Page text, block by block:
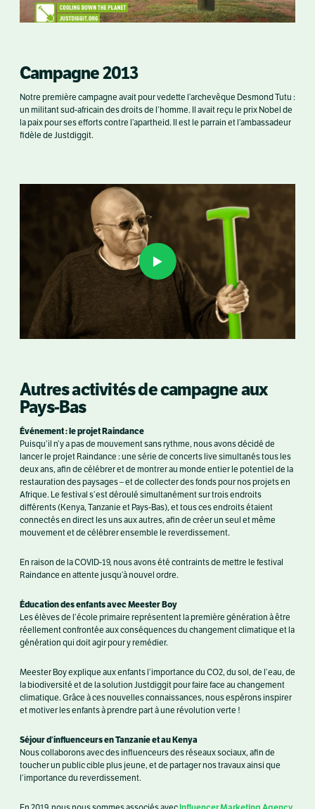
Campagne 2013
Notre première campagne avait pour vedette l’archevêque Desmond Tutu :
un militant sud-africain des droits de l’homme. Il avait reçu le prix Nobel de
la paix pour ses efforts contre l’apartheid. Il est le parrain et l’ambassadeur
fidèle de Justdiggit.
Autres activités de campagne aux
Pays-Bas
Événement : le projet Raindance
Puisqu’il n’y a pas de mouvement sans rythme, nous avons décidé de
lancer le projet Raindance : une série de concerts live simultanés tous les
deux ans, afin de célébrer et de montrer au monde entier le potentiel de la
restauration des paysages – et de collecter des fonds pour nos projets en
Afrique. Le festival s’est déroulé simultanément sur trois endroits
différents (Kenya, Tanzanie et Pays-Bas), et tous ces endroits étaient
connectés en direct les uns aux autres, afin de créer un seul et même
mouvement et de célébrer ensemble le reverdissement.
En raison de la COVID-19, nous avons été contraints de mettre le festival
Raindance en attente jusqu’à nouvel ordre.
Éducation des enfants avec Meester Boy
Les élèves de l’école primaire représentent la première génération à être
réellement confrontée aux conséquences du changement climatique et la
génération qui doit agir pour y remédier.
Meester Boy explique aux enfants l’importance du CO2, du sol, de l’eau, de
la biodiversité et de la solution Justdiggit pour faire face au changement
climatique. Grâce à ces nouvelles connaissances, nous espérons inspirer
et motiver les enfants à prendre part à une révolution verte !
Séjour d’influenceurs en Tanzanie et au Kenya
Nous collaborons avec des influenceurs des réseaux sociaux, afin de
toucher un public cible plus jeune, et de partager nos travaux ainsi que
l’importance du reverdissement.